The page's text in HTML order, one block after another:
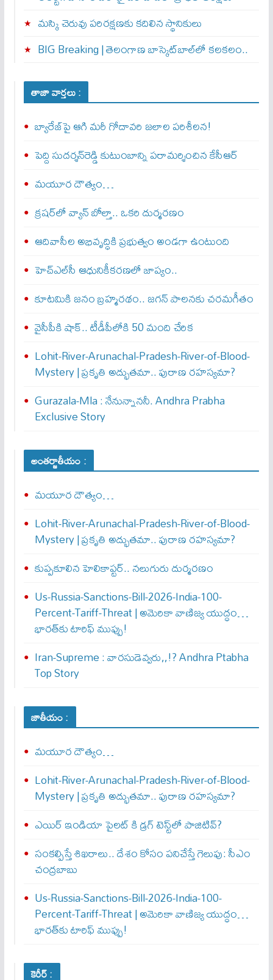
మస్కి చెరువు పరిరక్షణకు కదిలిన స్థానికులు
BIG Breaking | తెలంగాణ బాస్కెట్‌బాల్‌లో కలకలం..
తాజా వార్తలు :
బ్యారేజ్‌పై ఆగి మరీ గోదావరి జలాల పరిశీలన!
పెద్ది సుదర్శన్‌రెడ్డి కుటుంబాన్ని పరామర్శించిన కేసీఆర్‌
మయూర దౌత్యం…
క్రషర్‌లో వ్యాన్ బోల్తా.. ఒకరి దుర్మరణం
ఆదివాసీల అభివృద్ధికి ప్రభుత్వం అండగా ఉంటుంది
హెచ్‌ఎల్‌సీ ఆధునికీకరణలో జాప్యం..
కూటమికి జనం బ్రహ్మరథం.. జగన్‌ పాలనకు చరమగీతం
వైసీపీకి షాక్‌.. టీడీపీలోకి 50 మంది చేరిక
Lohit-River-Arunachal-Pradesh-River-of-Blood-
Mystery | ప్రకృతి అద్భుతమా.. పురాణ రహస్యమా?
Gurazala-Mla : నేనున్నాన‌నీ. Andhra Prabha
Exclusive Story
అంతర్జాతీయం :
మయూర దౌత్యం…
Lohit-River-Arunachal-Pradesh-River-of-Blood-
Mystery | ప్రకృతి అద్భుతమా.. పురాణ రహస్యమా?
కుప్పకూలిన హెలికాప్టర్‌.. నలుగురు దుర్మరణం
Us-Russia-Sanctions-Bill-2026-India-100-
Percent-Tariff-Threat | అమెరికా వాణిజ్య యుద్ధం…
భారత్‌కు టారిఫ్ ముప్పు!
Iran-Supreme : వార‌సుడెవ్వ‌రు,,!? Andhra Ptabha
Top Story
జాతీయం :
మయూర దౌత్యం…
Lohit-River-Arunachal-Pradesh-River-of-Blood-
Mystery | ప్రకృతి అద్భుతమా.. పురాణ రహస్యమా?
ఎయిర్‌ ఇండియా పైలట్‌ కి డ్రగ్‌ టెస్ట్‌లో పాజిటివ్‌?
సంకల్పిస్తే శిఖరాలు.. దేశం కోసం పనిచేస్తే గెలుపు: సీఎం
చంద్రబాబు
Us-Russia-Sanctions-Bill-2026-India-100-
Percent-Tariff-Threat | అమెరికా వాణిజ్య యుద్ధం…
భారత్‌కు టారిఫ్ ముప్పు!
కెరీర్ :